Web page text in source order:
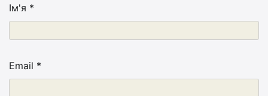
Ім'я *
Email *